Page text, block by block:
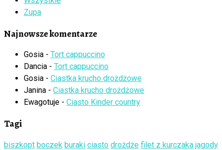
Zupa
Najnowsze komentarze
Gosia - Tort cappuccino
Dancia - Tort cappuccino
Gosia - Ciastka krucho drożdżowe
Janina - Ciastka krucho drożdżowe
Ewagotuje - Ciasto Kinder country
Tagi
biszkopt boczek buraki ciasto drożdże filet z kurczaka jagody